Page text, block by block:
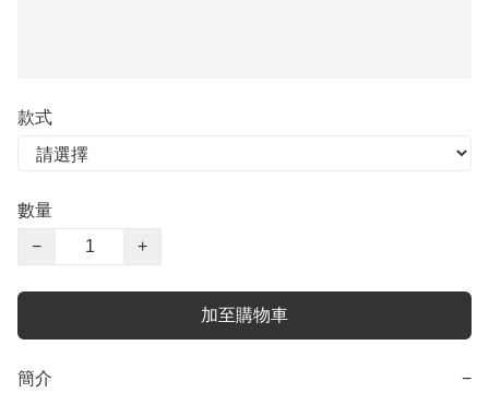
款式
數量
−
+
加至購物車
簡介 −